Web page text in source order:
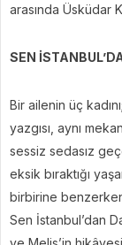
arasında Üsküdar
SEN
Bir ailenin üç
yazgısı, aynı
sessiz sedasız
eksik bıraktığı
birbirine
Sen İstanbul’dan